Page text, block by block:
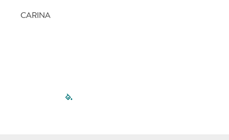
CARINA
filled-pagination